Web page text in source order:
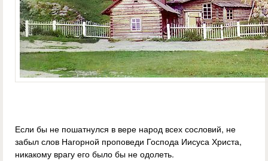
Если бы не пошатнулся в вере народ всех сословий, не
забыл слов Нагорной проповеди Господа Иисуса Христа,
никакому врагу его было бы не одолеть.